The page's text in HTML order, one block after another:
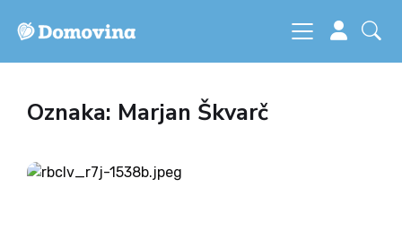
Oznaka: Marjan Škvarč